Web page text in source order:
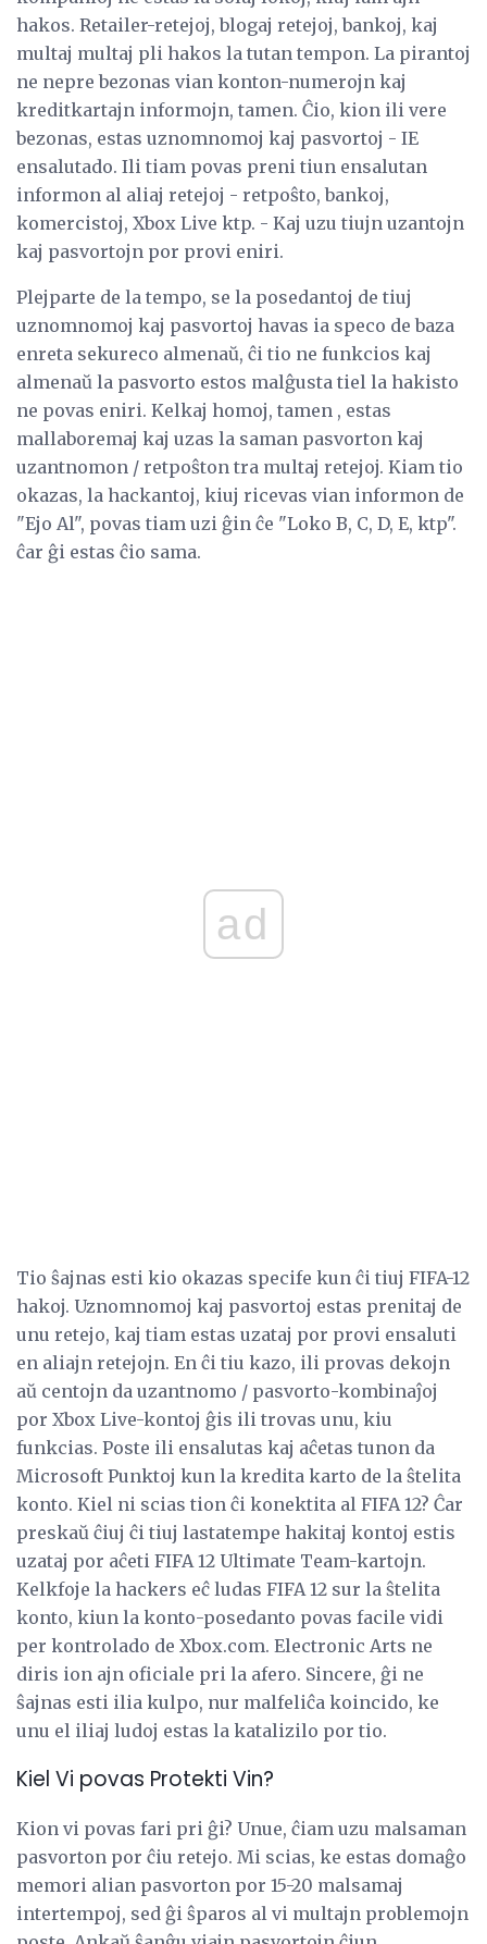
hakos. Retailer-retejoj, blogaj retejoj, bankoj, kaj
multaj multaj pli hakos la tutan tempon. La pirantoj
ne nepre bezonas vian konton-numerojn kaj
kreditkartajn informojn, tamen. Ĉio, kion ili vere
bezonas, estas uznomnomoj kaj pasvortoj - IE
ensalutado. Ili tiam povas preni tiun ensalutan
informon al aliaj retejoj - retpoŝto, bankoj,
komercistoj, Xbox Live ktp. - Kaj uzu tiujn uzantojn
kaj pasvortojn por provi eniri.
Plejparte de la tempo, se la posedantoj de tiuj
uznomnomoj kaj pasvortoj havas ia speco de baza
enreta sekureco almenaŭ, ĉi tio ne funkcios kaj
almenaŭ la pasvorto estos malĝusta tiel la hakisto
ne povas eniri. Kelkaj homoj, tamen , estas
mallaboremaj kaj uzas la saman pasvorton kaj
uzantnomon / retpoŝton tra multaj retejoj. Kiam tio
okazas, la hackantoj, kiuj ricevas vian informon de
"Ejo Al", povas tiam uzi ĝin ĉe "Loko B, C, D, E, ktp".
ĉar ĝi estas ĉio sama.
ad
Tio ŝajnas esti kio okazas specife kun ĉi tiuj FIFA-12
hakoj. Uznomnomoj kaj pasvortoj estas prenitaj de
unu retejo, kaj tiam estas uzataj por provi ensaluti
en aliajn retejojn. En ĉi tiu kazo, ili provas dekojn
aŭ centojn da uzantnomo / pasvorto-kombinaĵoj
por Xbox Live-kontoj ĝis ili trovas unu, kiu
funkcias. Poste ili ensalutas kaj aĉetas tunon da
Microsoft Punktoj kun la kredita karto de la ŝtelita
konto. Kiel ni scias tion ĉi konektita al FIFA 12? Ĉar
preskaŭ ĉiuj ĉi tiuj lastatempe hakitaj kontoj estis
uzataj por aĉeti FIFA 12 Ultimate Team-kartojn.
Kelkfoje la hackers eĉ ludas FIFA 12 sur la ŝtelita
konto, kiun la konto-posedanto povas facile vidi
per kontrolado de Xbox.com. Electronic Arts ne
diris ion ajn oficiale pri la afero. Sincere, ĝi ne
ŝajnas esti ilia kulpo, nur malfeliĉa koincido, ke
unu el iliaj ludoj estas la katalizilo por tio.
Kiel Vi povas Protekti Vin?
Kion vi povas fari pri ĝi? Unue, ĉiam uzu malsaman
pasvorton por ĉiu retejo. Mi scias, ke estas domaĝo
memori alian pasvorton por 15-20 malsamaj
intertempoj, sed ĝi ŝparos al vi multajn problemojn